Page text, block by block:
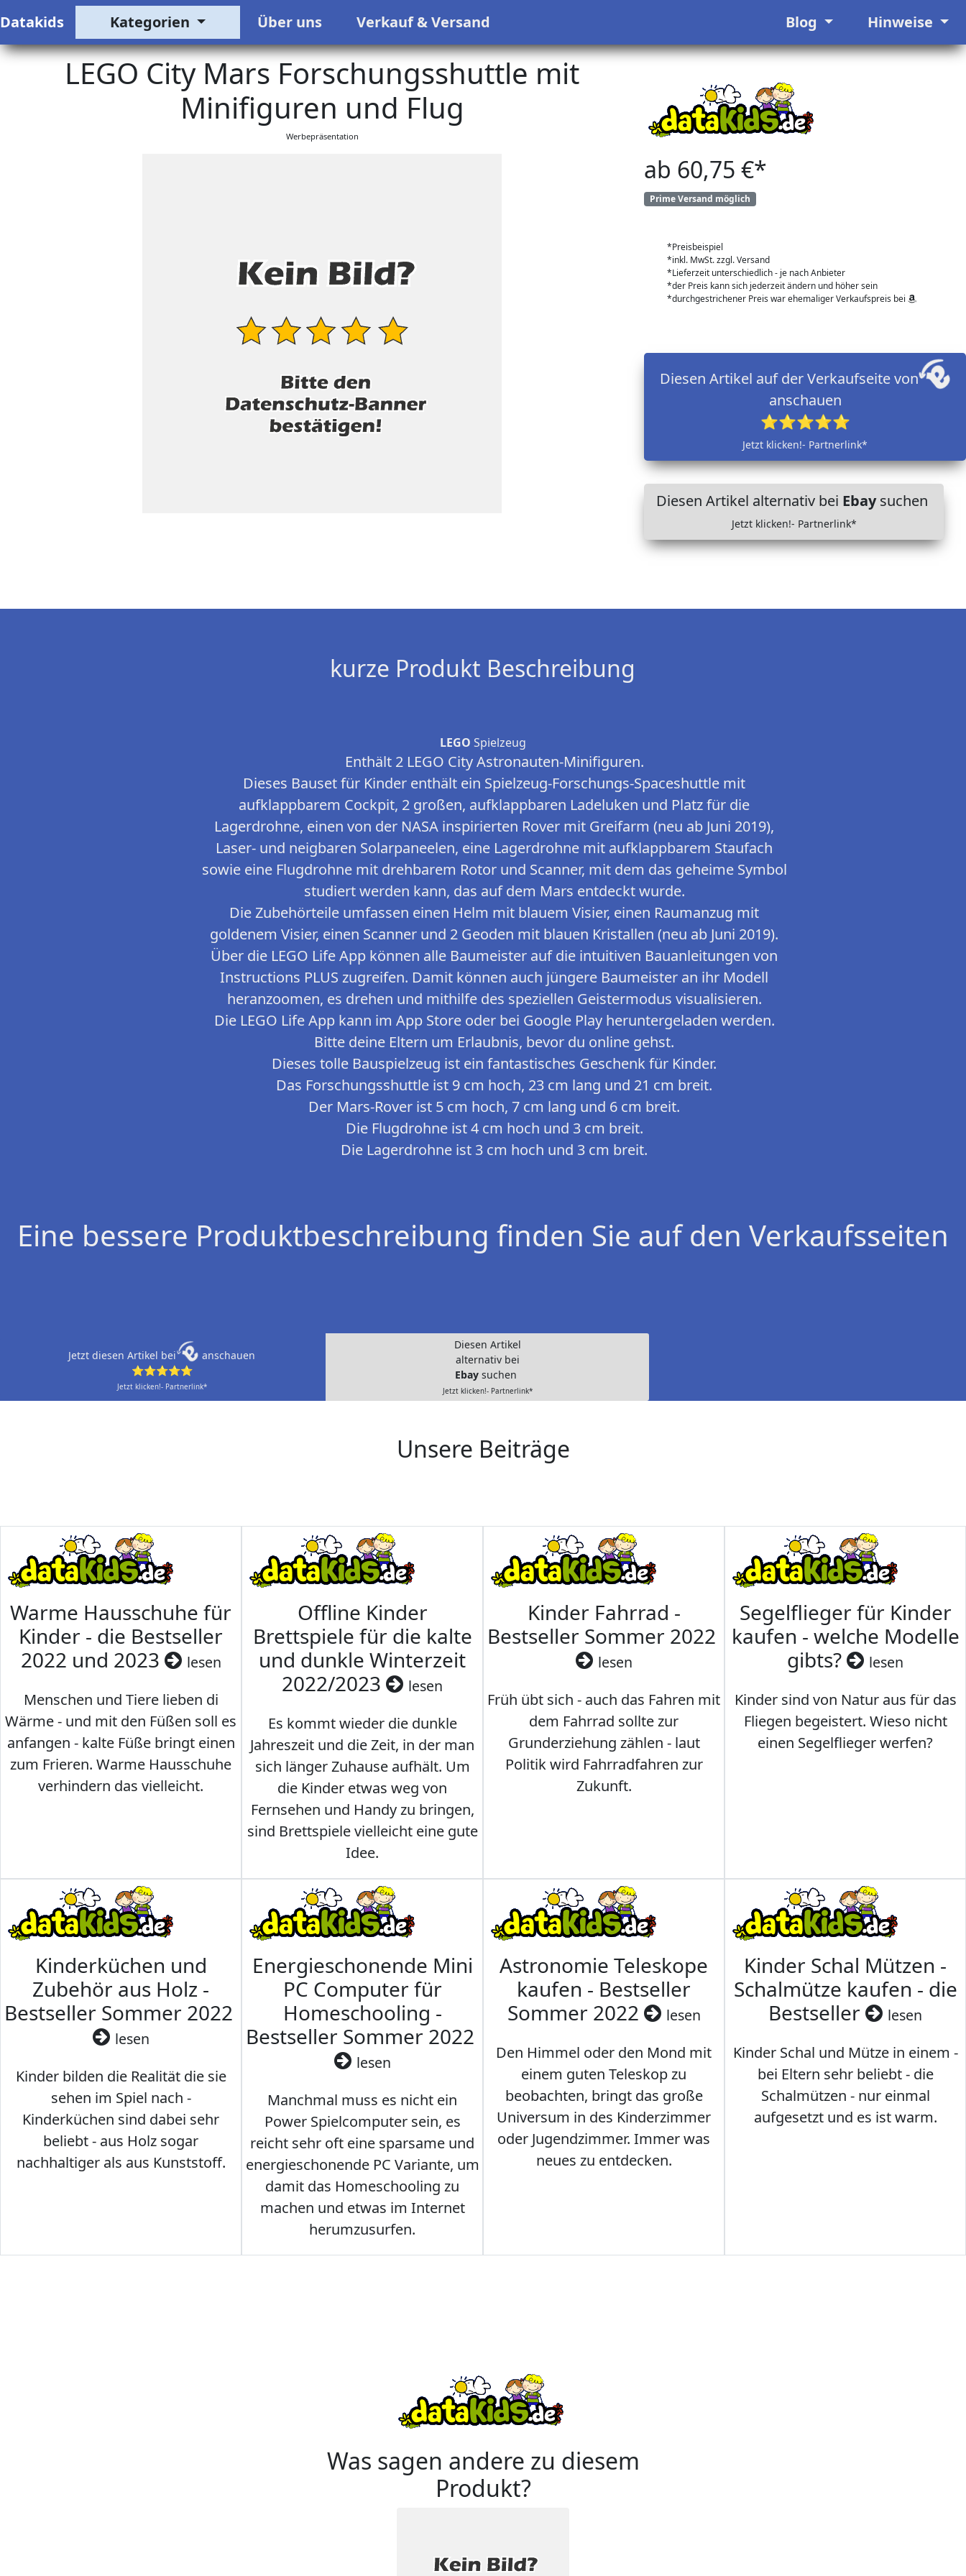
Datakids Kategorien Über uns Verkauf & Versand Blog Hinweise
LEGO City Mars Forschungsshuttle mit
Minifiguren und Flug
Werbepräsentation
ab 60,75 €*
Prime Versand möglich
*Preisbeispiel
*inkl. MwSt. zzgl. Versand
*Lieferzeit unterschiedlich - je nach Anbieter
*der Preis kann sich jederzeit ändern und höher sein
*durchgestrichener Preis war ehemaliger Verkaufspreis bei
Diesen Artikel auf der Verkaufseite von
anschauen
⭐⭐⭐⭐⭐
Jetzt klicken!- Partnerlink*
Diesen Artikel alternativ bei Ebaysuchen
Jetzt klicken!- Partnerlink*
kurze Produkt Beschreibung
LEGO Spielzeug
Enthält 2 LEGO City Astronauten-Minifiguren.
Dieses Bauset für Kinder enthält ein Spielzeug-Forschungs-Spaceshuttle mit
aufklappbarem Cockpit, 2 großen, aufklappbaren Ladeluken und Platz für die
Lagerdrohne, einen von der NASA inspirierten Rover mit Greifarm (neu ab Juni 2019),
Laser- und neigbaren Solarpaneelen, eine Lagerdrohne mit aufklappbarem Staufach
sowie eine Flugdrohne mit drehbarem Rotor und Scanner, mit dem das geheime Symbol
studiert werden kann, das auf dem Mars entdeckt wurde.
Die Zubehörteile umfassen einen Helm mit blauem Visier, einen Raumanzug mit
goldenem Visier, einen Scanner und 2 Geoden mit blauen Kristallen (neu ab Juni 2019).
Über die LEGO Life App können alle Baumeister auf die intuitiven Bauanleitungen von
Instructions PLUS zugreifen. Damit können auch jüngere Baumeister an ihr Modell
heranzoomen, es drehen und mithilfe des speziellen Geistermodus visualisieren.
Die LEGO Life App kann im App Store oder bei Google Play heruntergeladen werden.
Bitte deine Eltern um Erlaubnis, bevor du online gehst.
Dieses tolle Bauspielzeug ist ein fantastisches Geschenk für Kinder.
Das Forschungsshuttle ist 9 cm hoch, 23 cm lang und 21 cm breit.
Der Mars-Rover ist 5 cm hoch, 7 cm lang und 6 cm breit.
Die Flugdrohne ist 4 cm hoch und 3 cm breit.
Die Lagerdrohne ist 3 cm hoch und 3 cm breit.
Eine bessere Produktbeschreibung finden Sie auf den Verkaufsseiten
Jetzt diesen Artikel bei
anschauen
⭐⭐⭐⭐⭐
Jetzt klicken!- Partnerlink*
Diesen Artikel
alternativ bei
Ebay suchen
Jetzt klicken!- Partnerlink*
Unsere Beiträge
Warme Hausschuhe für
Kinder - die Bestseller
2022 und 2023
lesen
Menschen und Tiere lieben di
Wärme - und mit den Füßen soll es
anfangen - kalte Füße bringt einen
zum Frieren. Warme Hausschuhe
verhindern das vielleicht.
Offline Kinder
Brettspiele für die kalte
und dunkle Winterzeit
2022/2023
lesen
Es kommt wieder die dunkle
Jahreszeit und die Zeit, in der man
sich länger Zuhause aufhält. Um
die Kinder etwas weg von
Fernsehen und Handy zu bringen,
sind Brettspiele vielleicht eine gute
Idee.
Kinder Fahrrad -
Bestseller Sommer 2022
lesen
Früh übt sich - auch das Fahren mit
dem Fahrrad sollte zur
Grunderziehung zählen - laut
Politik wird Fahrradfahren zur
Zukunft.
Segelflieger für Kinder
kaufen - welche Modelle
gibts?
lesen
Kinder sind von Natur aus für das
Fliegen begeistert. Wieso nicht
einen Segelflieger werfen?
Kinderküchen und
Zubehör aus Holz -
Bestseller Sommer 2022
lesen
Kinder bilden die Realität die sie
sehen im Spiel nach -
Kinderküchen sind dabei sehr
beliebt - aus Holz sogar
nachhaltiger als aus Kunststoff.
Energieschonende Mini
PC Computer für
Homeschooling -
Bestseller Sommer 2022
lesen
Manchmal muss es nicht ein
Power Spielcomputer sein, es
reicht sehr oft eine sparsame und
energieschonende PC Variante, um
damit das Homeschooling zu
machen und etwas im Internet
herumzusurfen.
Astronomie Teleskope
kaufen - Bestseller
Sommer 2022
lesen
Den Himmel oder den Mond mit
einem guten Teleskop zu
beobachten, bringt das große
Universum in des Kinderzimmer
oder Jugendzimmer. Immer was
neues zu entdecken.
Kinder Schal Mützen -
Schalmütze kaufen - die
Bestseller
lesen
Kinder Schal und Mütze in einem -
bei Eltern sehr beliebt - die
Schalmützen - nur einmal
aufgesetzt und es ist warm.
Was sagen andere zu diesem
Produkt?